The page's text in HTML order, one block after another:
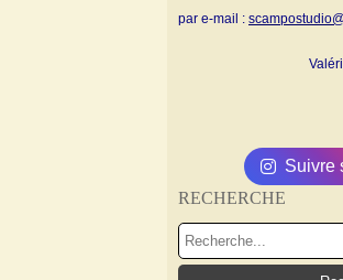
par e-mail :
Suivre
RECHERCHE